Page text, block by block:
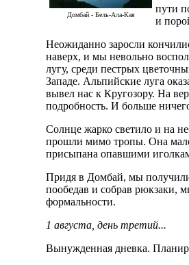
Домбай - Бель-Ала-Кая
пути
и
Неожиданно заросли
наверх, и мы невольно
лугу, среди пестрых
Западе. Альпийские луга
вывел нас к Кругозору. На
подробность. И больше
Солнце жарко светило и на
прошли мимо тропы. Она мало
присыпана опавшими
Придя в Домбай, мы
пообедав и собрав рюкзаки,
формальности.
1 августа, день третий...
Вынужденная дневка.